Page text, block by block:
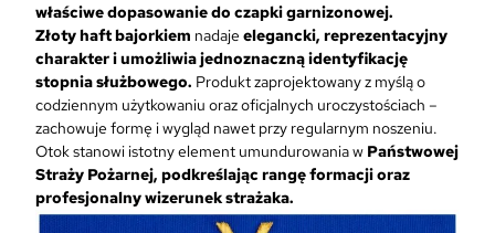
a
n
o
n
o
w
właściwe dopasowanie do czapki garnizonowej.
Złoty haft bajorkiem nadaje elegancki, reprezentacyjny
charakter i umożliwia jednoznaczną identyfikację
stopnia służbowego. Produkt zaprojektowany z myślą o
codziennym użytkowaniu oraz oficjalnych uroczystościach –
zachowuje formę i wygląd nawet przy regularnym noszeniu.
Otok stanowi istotny element umundurowania w Państwowej
Straży Pożarnej, podkreślając rangę formacji oraz
profesjonalny wizerunek strażaka.